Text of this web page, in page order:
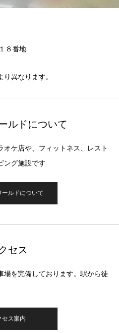
８番地
異なります。
ルドについて
オケ店や、フィットネス、レスト
ング施設です
ールドについて
セス
場を完備しております。駅から徒
セス案内